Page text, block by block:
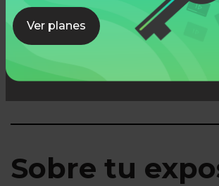
Ver planes
Lo que
Sobre tu